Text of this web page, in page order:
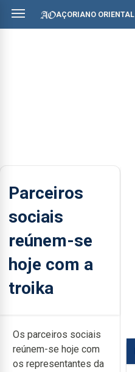
AÇORIANO ORIENTAL
Parceiros
sociais
reúnem-se
hoje com a
troika
Os parceiros sociais
reúnem-se hoje com
os representantes da